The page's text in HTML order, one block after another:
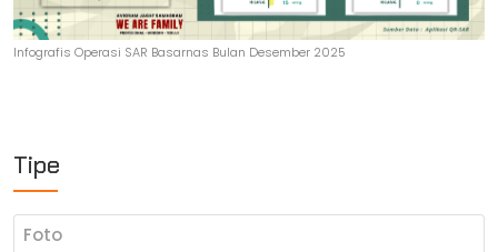
Infografis Operasi SAR Basarnas Bulan Desember 2025
Tipe
Foto